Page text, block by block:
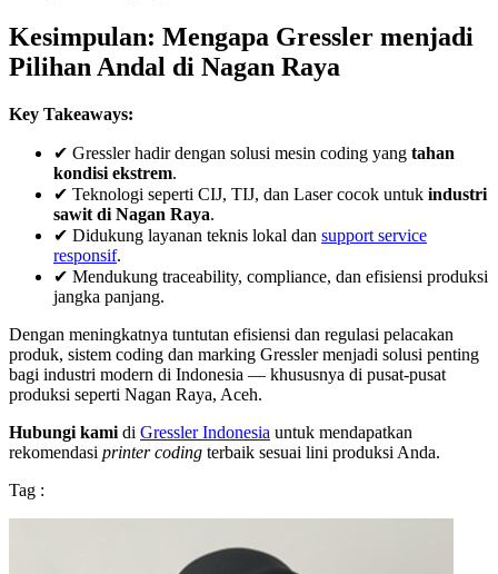
Kesimpulan: Mengapa Gressler menjadi
Pilihan Andal di Nagan Raya
Key Takeaways:
✔ Gressler hadir dengan solusi mesin coding yang tahan
kondisi ekstrem.
✔ Teknologi seperti CIJ, TIJ, dan Laser cocok untuk industri
sawit di Nagan Raya.
✔ Didukung layanan teknis lokal dan support service
responsif.
✔ Mendukung traceability, compliance, dan efisiensi produksi
jangka panjang.
Dengan meningkatnya tuntutan efisiensi dan regulasi pelacakan
produk, sistem coding dan marking Gressler menjadi solusi penting
bagi industri modern di Indonesia — khususnya di pusat-pusat
produksi seperti Nagan Raya, Aceh.
Hubungi kami di Gressler Indonesia untuk mendapatkan
rekomendasi printer coding terbaik sesuai lini produksi Anda.
Tag :